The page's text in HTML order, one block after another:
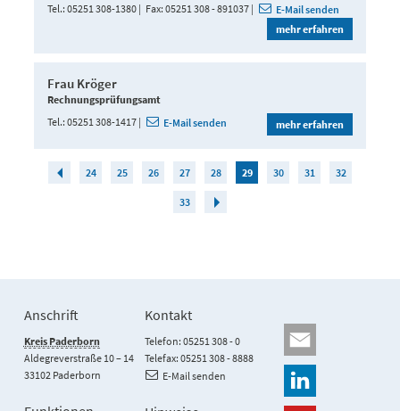
Tel. 05251 308-1380 Fax 05251 308 - 891037
E-Mail senden
mehr erfahren
Frau Kröger
Rechnungsprüfungsamt
Tel. 05251 308-1417 E-Mail senden mehr erfahren
24 25 26 27 28 29 30 31 32
33
Anschrift
Kreis Paderborn
Aldegreverstraße 10 – 14
33102 Paderborn
Kontakt
Telefon: 05251 308 - 0
Telefax: 05251 308 - 8888
E-Mail senden